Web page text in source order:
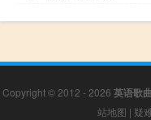
Copyright © 2012 - 2026 英语歌
站地图 | 疑